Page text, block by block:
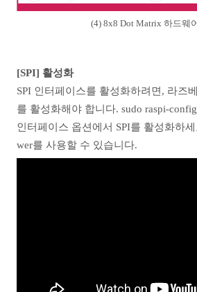
(4) 8x8 Dot Matrix 하드웨
[SPI] 활성화
SPI 인터페이스를 활성화하려면, 라즈
를 활성화해야 합니다. sudo raspi-
인터페이스 옵션에서 SPI를 활성화하
wer를 사용할 수 있습니다.